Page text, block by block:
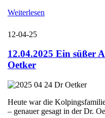
Weiterlesen
12-04-25
12.04.2025 Ein süßer
Oetker
Heute war die
– genauer gesagt in der Dr.